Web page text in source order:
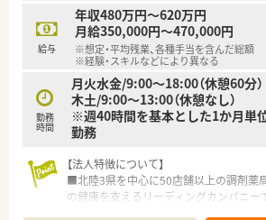
【勤務実態について】
■全社平均の残業時間は月8時間程度と非
イフバランスを重視できます。
ハリをつけて働けます。
■産前産後休暇や育児休暇の取得実績も
ント後も安心して復帰できます。
給与
年収480万円～620万円
月給350,000円～470,000円
※想定・平均残業、各種手当を含んだ総額
※経験・スキルなどにより異なる
勤務
時間
月火水金/9:00～18:00（休憩60分）
木土/9:00～13:00（休憩なし）
※週40時間を基本とした1か月単
勤務
【法人特徴について】
■北陸3県を中心に50店舗以上の調剤薬
の健康を支えるリーディングカンパニーで